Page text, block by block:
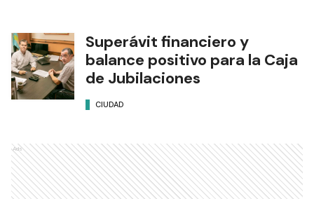
Superávit financiero y
balance positivo para la Caja
de Jubilaciones
CIUDAD
Ads